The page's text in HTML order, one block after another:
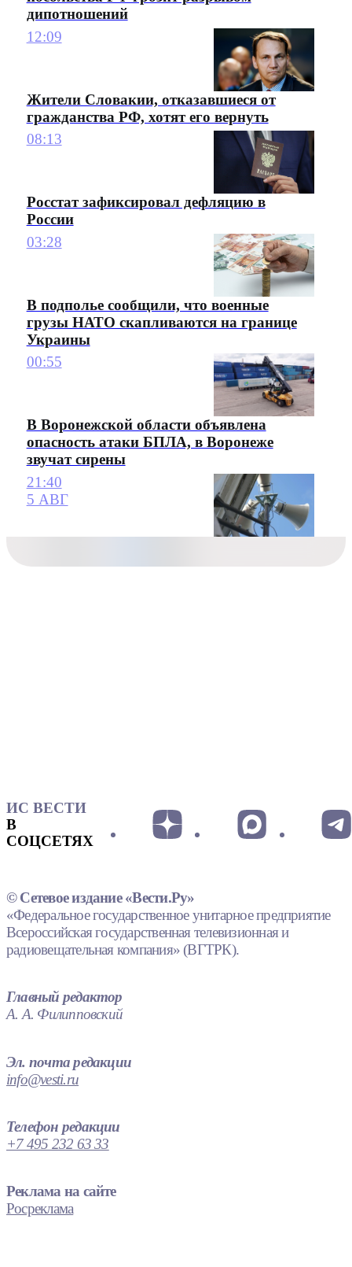
дипотношений
12:09
Жители Словакии, отказавшиеся от
гражданства РФ, хотят его вернуть
08:13
Росстат зафиксировал дефляцию в
России
03:28
В подполье сообщили, что военные
грузы НАТО скапливаются на границе
Украины
00:55
В Воронежской области объявлена
опасность атаки БПЛА, в Воронеже
звучат сирены
21:40
5 АВГ
ИС ВЕСТИ
В
СОЦСЕТЯХ
© Сетевое издание «Вести.Ру»
«Федеральное государственное унитарное предприятие
Всероссийская государственная телевизионная и
радиовещательная компания» (ВГТРК).
Главный редактор
А. А. Филипповский
Эл. почта редакции
info@vesti.ru
Телефон редакции
+7 495 232 63 33
Реклама на сайте
Росреклама